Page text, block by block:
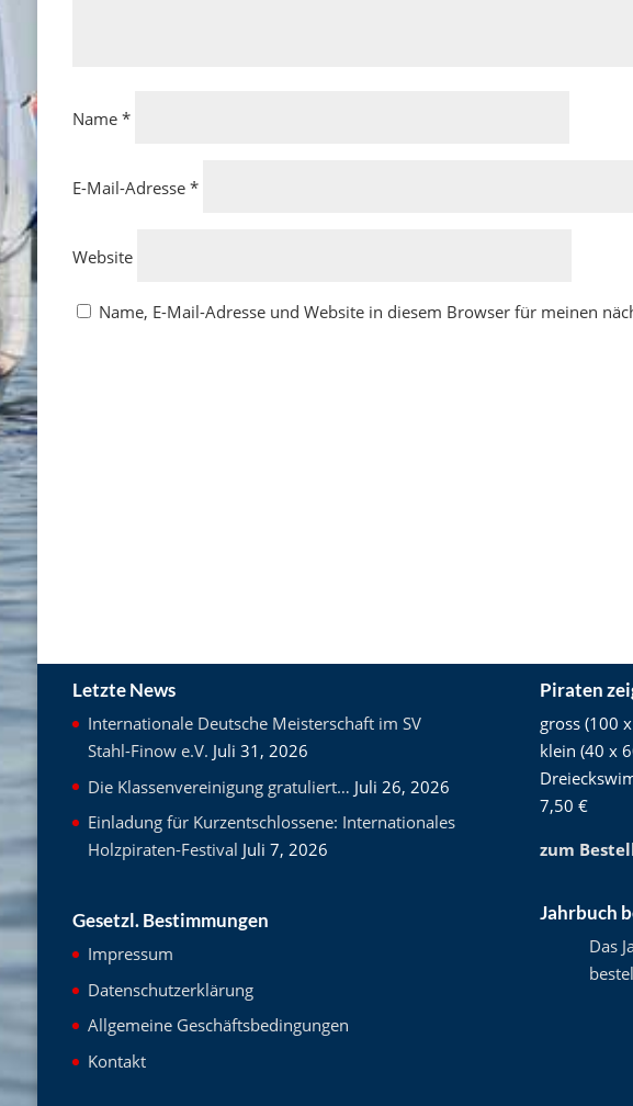
Name *
E-Mail-Adresse *
Website
Name, E-Mail-Adresse und Website in diesem Browser für meinen
Letzte News
Internationale Deutsche Meisterschaft im SV
Stahl-Finow e.V. Juli 31, 2026
Die Klassenvereinigung gratuliert… Juli 26, 2026
Einladung für Kurzentschlossene: Internationales
Holzpiraten-Festival Juli 7, 2026
Gesetzl. Bestimmungen
Impressum
Datenschutzerklärung
Allgemeine Geschäftsbedingungen
Kontakt
Piraten
gross (100
klein (40 x
7,50 €
zum
Jahrbuch
Das